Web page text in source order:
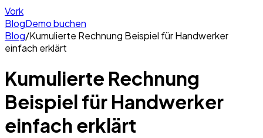
Vork
BlogDemo buchen
Blog/Kumulierte Rechnung Beispiel für Handwerker
einfach erklärt
Kumulierte Rechnung
Beispiel für Handwerker
einfach erklärt